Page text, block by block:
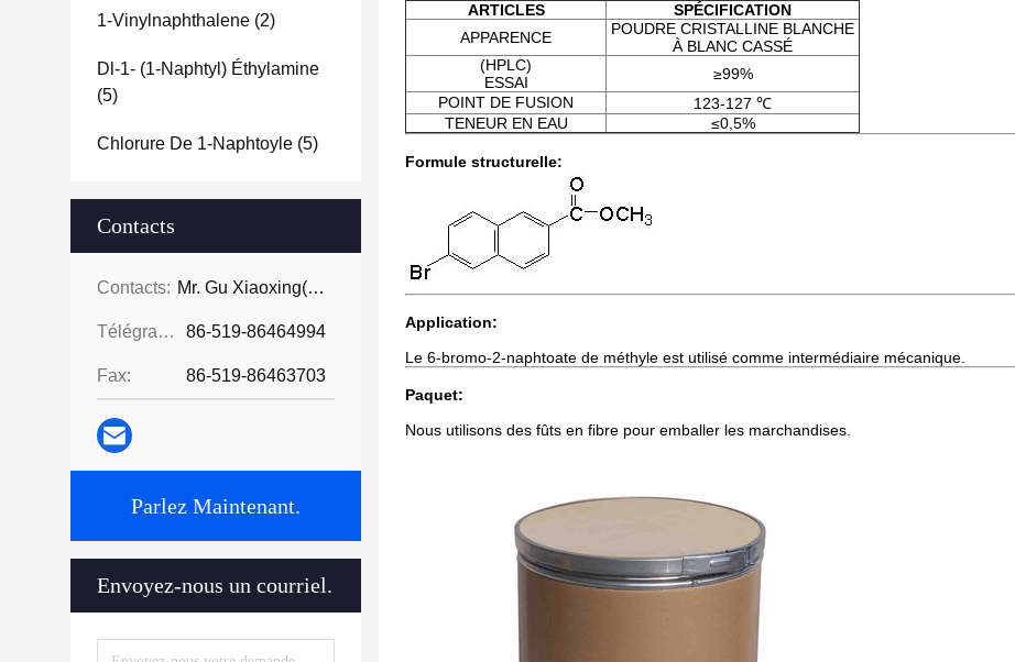
1-Vinylnaphthalene (2)
Dl-1- (1-Naphtyl) Éthylamine
(5)
Chlorure De 1-Naphtoyle (5)
Contacts
Contacts: Mr. Gu Xiaoxing( For Chinese Business)
Télégramme: 86-519-86464994
Fax: 86-519-86463703
Parlez Maintenant.
Envoyez-nous un courriel.
ARTICLES
SPÉCIFICATION
APPARENCE
POUDRE CRISTALLINE BLANCHE
À BLANC CASSÉ
(HPLC)
ESSAI
≥99%
POINT DE FUSION
123-127 ℃
TENEUR EN EAU
≤0,5%
Formule structurelle:
Application:
Le 6-bromo-2-naphtoate de méthyle est utilisé comme intermédiaire mécanique.
Paquet:
Nous utilisons des fûts en fibre pour emballer les marchandises.